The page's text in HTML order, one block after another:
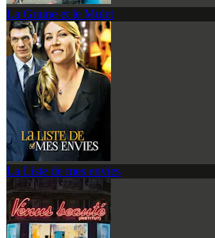
La Graine et le Mulet
La Liste de mes envies